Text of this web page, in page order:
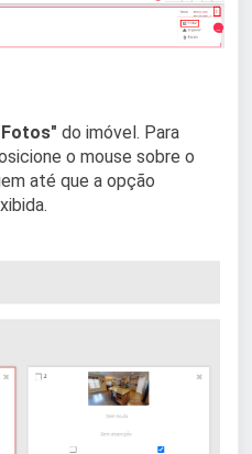
do imóvel. Para
o mouse sobre o
até que a opção